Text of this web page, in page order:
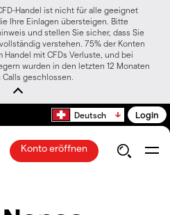
Handel ist nicht für alle geeignet
Ihre Einlagen übersteigen. Bitte
und stellen Sie sicher, dass Sie
verstehen. 75% der Konten
mit CFDs Verluste, und bei
wurden in den letzten 12 Monaten
geschlossen.
Deutsch Login
Konto eröffnen